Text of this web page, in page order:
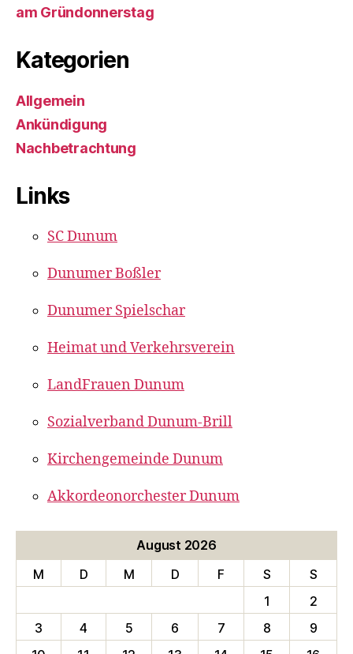
am Gründonnerstag
Kategorien
Allgemein
Ankündigung
Nachbetrachtung
Links
SC Dunum
Dunumer Boßler
Dunumer Spielschar
Heimat und Verkehrsverein
LandFrauen Dunum
Sozialverband Dunum-Brill
Kirchengemeinde Dunum
Akkordeonorchester Dunum
August 2026
M
D M D F S
S
1
2
3
4 5 6 7 8
9